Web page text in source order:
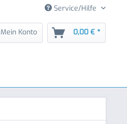
Service/Hilfe
Mein Konto 0,00 € *